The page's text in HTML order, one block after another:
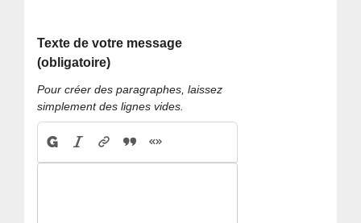
Texte de votre message
(obligatoire)
Pour créer des paragraphes, laissez
simplement des lignes vides.